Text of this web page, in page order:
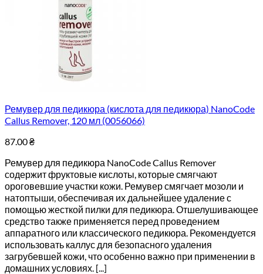
Ремувер для педикюра (кислота для педикюра) NanoCode
Callus Remover, 120 мл (0056066)
87.00₴
Ремувер для педикюра NanoCode Callus Remover
содержит фруктовые кислоты, которые смягчают
ороговевшие участки кожи. Ремувер смягчает мозоли и
натоптыши, обеспечивая их дальнейшее удаление с
помощью жесткой пилки для педикюра. Отшелушивающее
средство также применяется перед проведением
аппаратного или классического педикюра. Рекомендуется
использовать каллус для безопасного удаления
загрубевшей кожи, что особенно важно при применении в
домашних условиях. [...]